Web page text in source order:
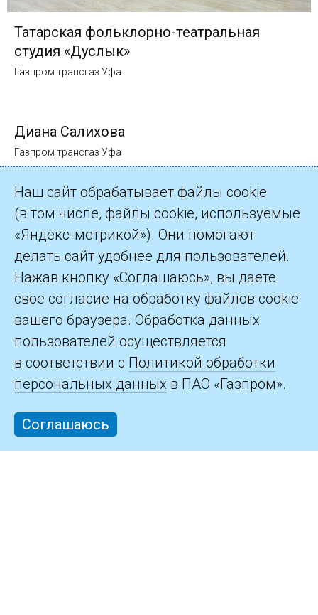
Татарская фольклорно-театральная
студия «Дуслык»
Газпром трансгаз Уфа
Диана Салихова
Газпром трансгаз Уфа
©2026 ПАО «Газпром»
Контакты
Наш сайт обрабатывает файлы cookie
(в том числе, файлы cookie, используемые
«Яндекс-метрикой»). Они помогают
делать сайт удобнее для пользователей.
Нажав кнопку «Соглашаюсь», вы даете
свое согласие на обработку файлов cookie
вашего браузера. Обработка данных
пользователей осуществляется
в соответствии с Политикой обработки
персональных данных в ПАО «Газпром».
Соглашаюсь